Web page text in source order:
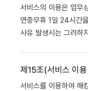
서비스의 이용은 업무
연중무휴 1일 24시간
사유 발생시는 그러하
제15조(서비스 이
서비스를 이용하여 해